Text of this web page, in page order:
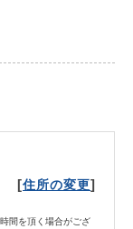
[住所の変更]
間を頂く場合がござ